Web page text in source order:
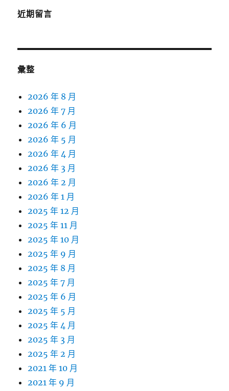
近期留言
彙整
2026 年 8 月
2026 年 7 月
2026 年 6 月
2026 年 5 月
2026 年 4 月
2026 年 3 月
2026 年 2 月
2026 年 1 月
2025 年 12 月
2025 年 11 月
2025 年 10 月
2025 年 9 月
2025 年 8 月
2025 年 7 月
2025 年 6 月
2025 年 5 月
2025 年 4 月
2025 年 3 月
2025 年 2 月
2021 年 10 月
2021 年 9 月